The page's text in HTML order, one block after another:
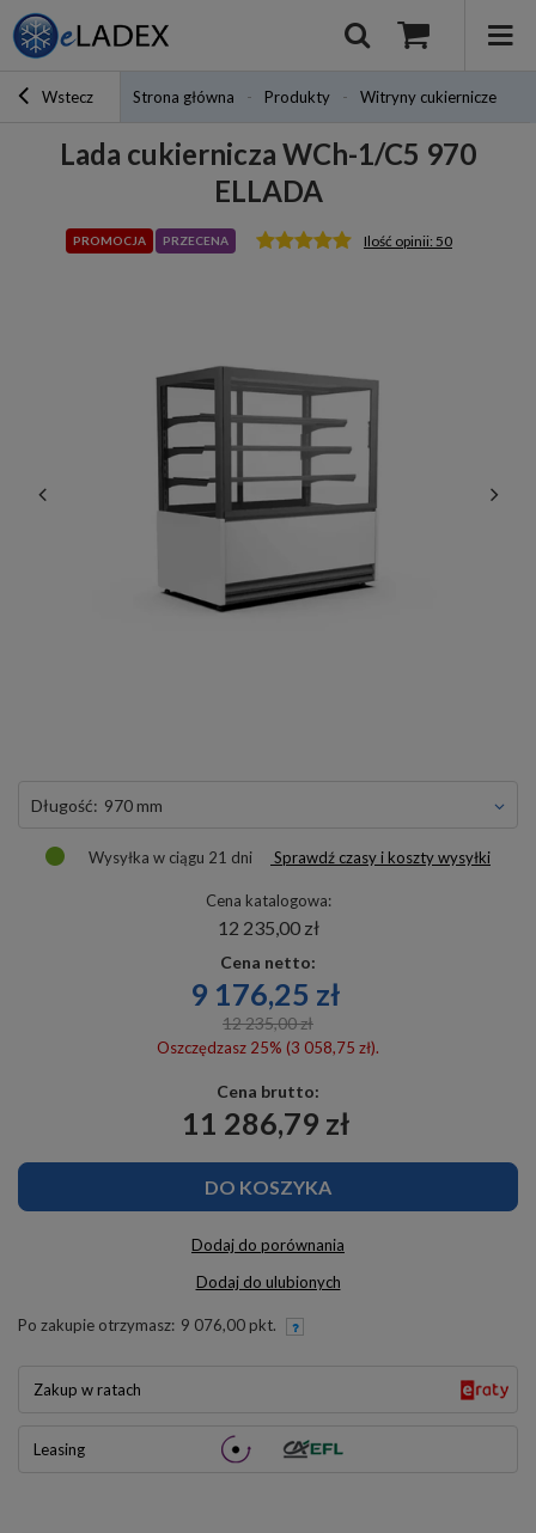
Wstecz Strona główna Produkty Witryny cukiernicze
Lada cukiernicza WCh-1/C5 970
ELLADA
PROMOCJA PRZECENA Ilość opinii: 50
długość: 970 mm
Wysyłka w ciągu 21 dni Sprawdź czasy i koszty wysyłki
Cena katalogowa:
12 235,00 zł
Cena netto:
9 176,25 zł
12 235,00 zł
Oszczędzasz 25% (3 058,75 zł).
Cena brutto:
11 286,79 zł
DO KOSZYKA
Dodaj do porównania
Dodaj do ulubionych
Po zakupie otrzymasz: 9 076,00 pkt.
Zakup w ratach
Leasing